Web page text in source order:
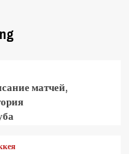
матчей,